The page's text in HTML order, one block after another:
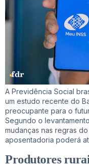
A Previdência Social
um estudo recente do
preocupante para o
Segundo o
mudanças nas regras
aposentadoria poderá
Produtores